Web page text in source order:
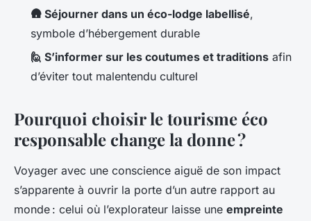
🛖 Séjourner dans un éco-lodge labellisé,
symbole d’hébergement durable
🙋 S’informer sur les coutumes et traditions afin
d’éviter tout malentendu culturel
Pourquoi choisir le tourisme éco
responsable change la donne ?
Voyager avec une conscience aiguë de son impact
s’apparente à ouvrir la porte d’un autre rapport au
monde : celui où l’explorateur laisse une empreinte